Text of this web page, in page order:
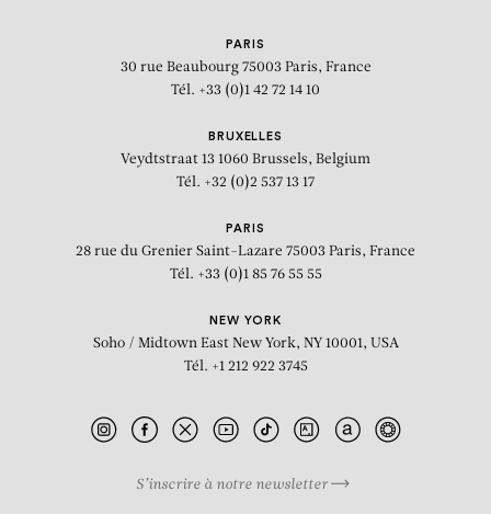
PARIS
30 rue Beaubourg 75003 Paris, France
Tél. +33 (0)1 42 72 14 10
BRUXELLES
Veydtstraat 13 1060 Brussels, Belgium
Tél. +32 (0)2 537 13 17
PARIS
28 rue du Grenier Saint-Lazare 75003 Paris, France
Tél. +33 (0)1 85 76 55 55
NEW YORK
Soho / Midtown East New York, NY 10001, USA
Tél. +1 212 922 3745
S’inscrire à notre newsletter